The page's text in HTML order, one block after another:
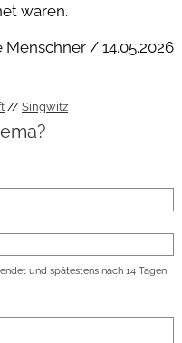
waren.
Menschner / 14.05.2026
Singwitz
und spätestens nach 14 Tagen